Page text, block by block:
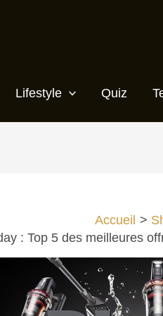
Lifestyle Quiz
Accueil
: Top 5 des meilleures